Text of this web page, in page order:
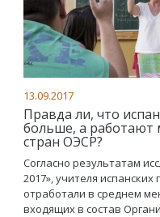
13.09.2017
Правда ли, что
больше, а работают
стран ОЭСР?
Согласно результатам
2017», учителя
отработали в среднем
входящих в состав